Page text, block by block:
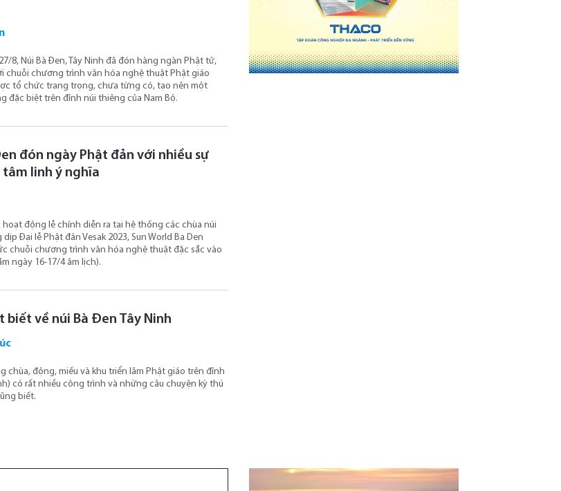
8, Núi Bà Đen, Tây Ninh đã đón hàng ngàn Phật tử,
chuỗi chương trình văn hóa nghệ thuật Phật giáo
tổ chức trang trọng, chưa từng có, tạo nên một
đặc biệt trên đỉnh núi thiêng của Nam Bộ.
đón ngày Phật đản với nhiều sự
tâm linh ý nghĩa
động lễ chính diễn ra tại hệ thống các chùa núi
Đại lễ Phật đản Vesak 2023, Sun World Ba Den
chuỗi chương trình văn hóa nghệ thuật đặc sắc vào
ngày 16-17/4 âm lịch).
biết về núi Bà Đen Tây Ninh
chùa, động, miếu và khu triển lãm Phật giáo trên đỉnh
có rất nhiều công trình và những câu chuyện kỳ thú
biết.